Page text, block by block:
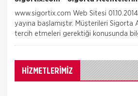
www.sigortix.com Web Sitesi
yayına başlamıştır. Müşterileri Sigorta
tercih etmeleri gerektiği konusunda
Sitedeki &Uu
HİZMETLERİMİZ
Zorunlu Deprem Sigortası
sonucu yangın, infilak, tsunami ve
sigortalı binalarda neden olacağı
güvence sağlar. Teminatı Doğal
Aksigorta
İş yeri Paket Sigortası siz iş yeri
düşünülerek mümkün olan tüm